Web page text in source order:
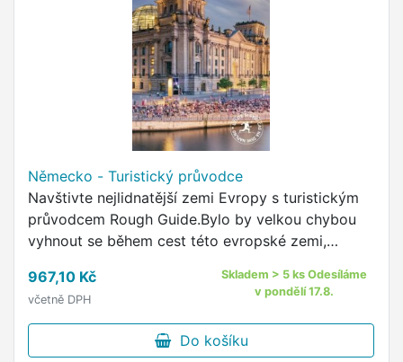
Německo - Turistický průvodce
Navštivte nejlidnatější zemi Evropy s turistickým
průvodcem Rough Guide.Bylo by velkou chybou
vyhnout se během cest této evropské zemi,
gastronomické, kulturně …
967,10 Kč
včetně DPH
Skladem > 5 ks Odesíláme
v pondělí 17.8.
Do košíku